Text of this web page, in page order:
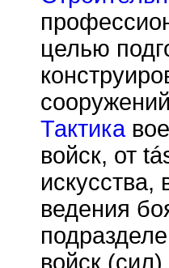
целью
Тактика
войск, от tá
ведения
войск